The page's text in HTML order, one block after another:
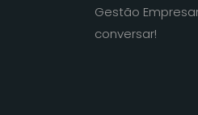
Gestão
conversar!